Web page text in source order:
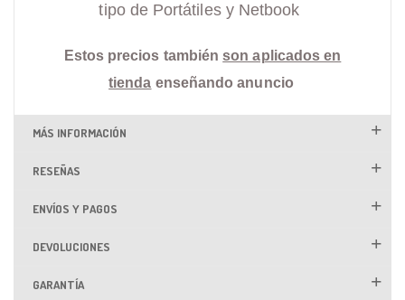
tipo de Portátiles y Netbook
Estos precios también son aplicados en
tienda enseñando anuncio
MÁS INFORMACIÓN
RESEÑAS
ENVÍOS Y PAGOS
DEVOLUCIONES
GARANTÍA